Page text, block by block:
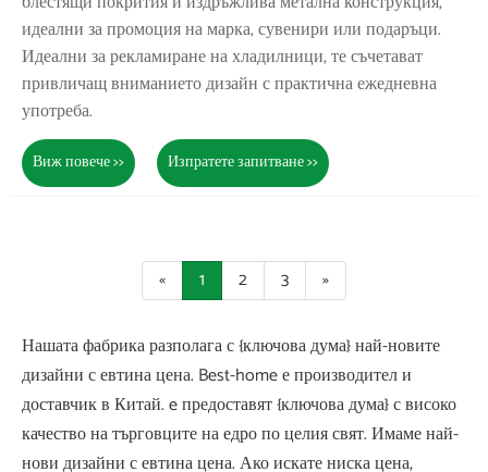
идеални за промоция на марка, сувенири или подаръци.
Идеални за рекламиране на хладилници, те съчетават
привличащ вниманието дизайн с практична ежедневна
употреба.
Виж повече >> Изпратете запитване >>
« 1 2 3 »
Нашата фабрика разполага с {ключова дума} най-новите
дизайни с евтина цена. Best-home е производител и
доставчик в Китай. e предоставят {ключова дума} с високо
качество на търговците на едро по целия свят. Имаме най-
нови дизайни с евтина цена. Ако искате ниска цена,